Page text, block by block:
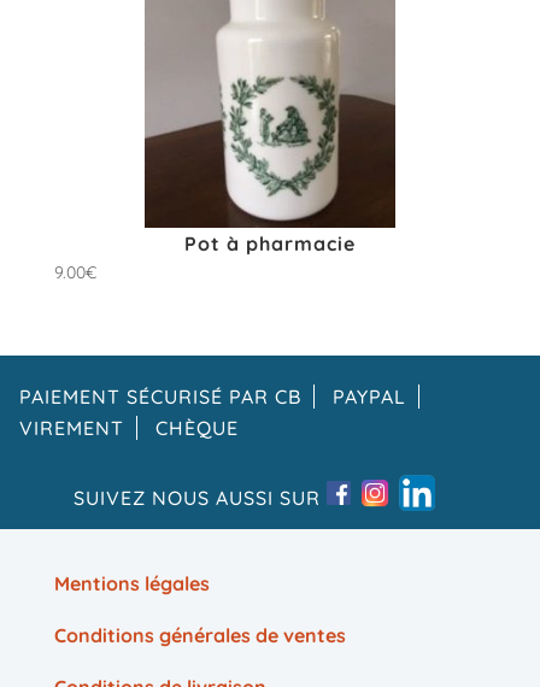
Pot à pharmacie
9.00€
PAIEMENT SÉCURISÉ PAR CB
PAYPAL
VIREMENT
CHÈQUE
SUIVEZ NOUS AUSSI SUR
Mentions légales
Conditions générales de ventes